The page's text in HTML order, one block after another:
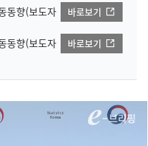
동향(보도자
바로보기
동향(보도자
바로보기